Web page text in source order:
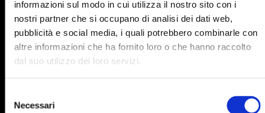
informazioni sul modo in cui utilizza il nostro sito con i
nostri partner che si occupano di analisi dei dati web,
pubblicità e social media, i quali potrebbero combinarle con
altre informazioni che ha fornito loro o che hanno raccolto
dal suo utilizzo dei loro servizi.
delNecessari
900
901 902 903
904
905
906 907
915